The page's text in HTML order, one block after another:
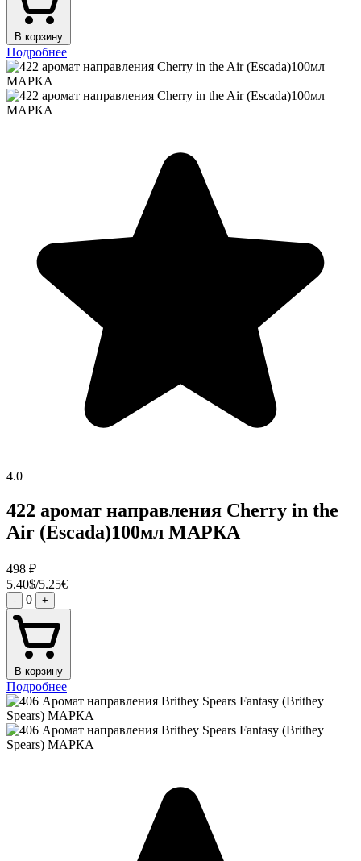
В корзину
Подробнее
4.0
422 аромат направления Cherry in the
Air (Escada)100мл МАРКА
498 ₽
5.40$/5.25€
- 0 +
В корзину
Подробнее